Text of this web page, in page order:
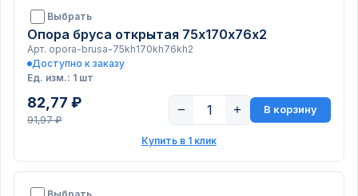
Выбрать
Опора бруса открытая 75х170х76х2
Арт. opora-brusa-75kh170kh76kh2
Доступно к заказу
Ед. изм.: 1 шт
82,77 ₽
91,97 ₽
− + В корзину
Купить в 1 клик